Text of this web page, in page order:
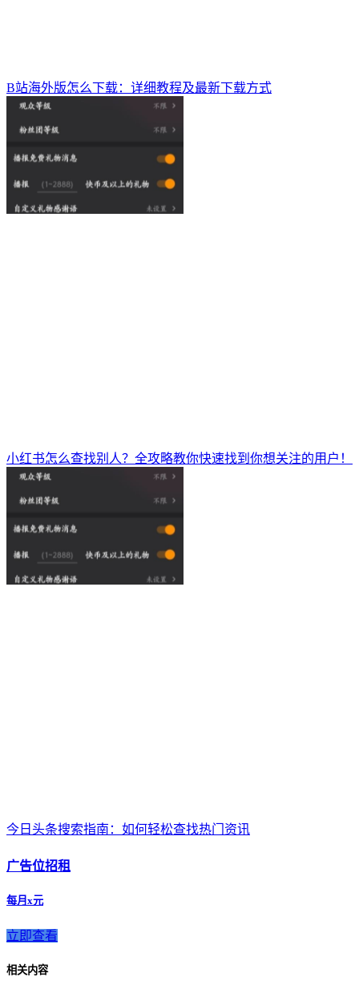
B站海外版怎么下载：详细教程及最新下载方式
小红书怎么查找别人？全攻略教你快速找到你想关注的用户！
今日头条搜索指南：如何轻松查找热门资讯
广告位招租
每月x元
立即查看
相关内容